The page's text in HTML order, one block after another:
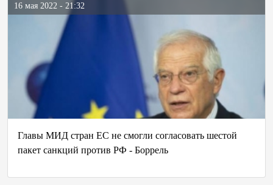
16 мая 2022 - 21:32
Главы МИД стран ЕС не смогли согласовать шестой
пакет санкций против РФ - Боррель